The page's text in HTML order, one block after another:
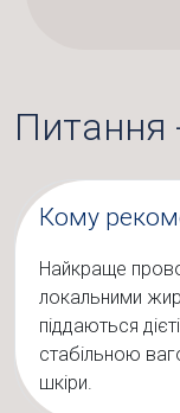
Питання
Кому
Найкраще
локальними
піддаються
стабільною
шкіри.